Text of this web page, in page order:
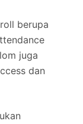
berupa
juga
dan